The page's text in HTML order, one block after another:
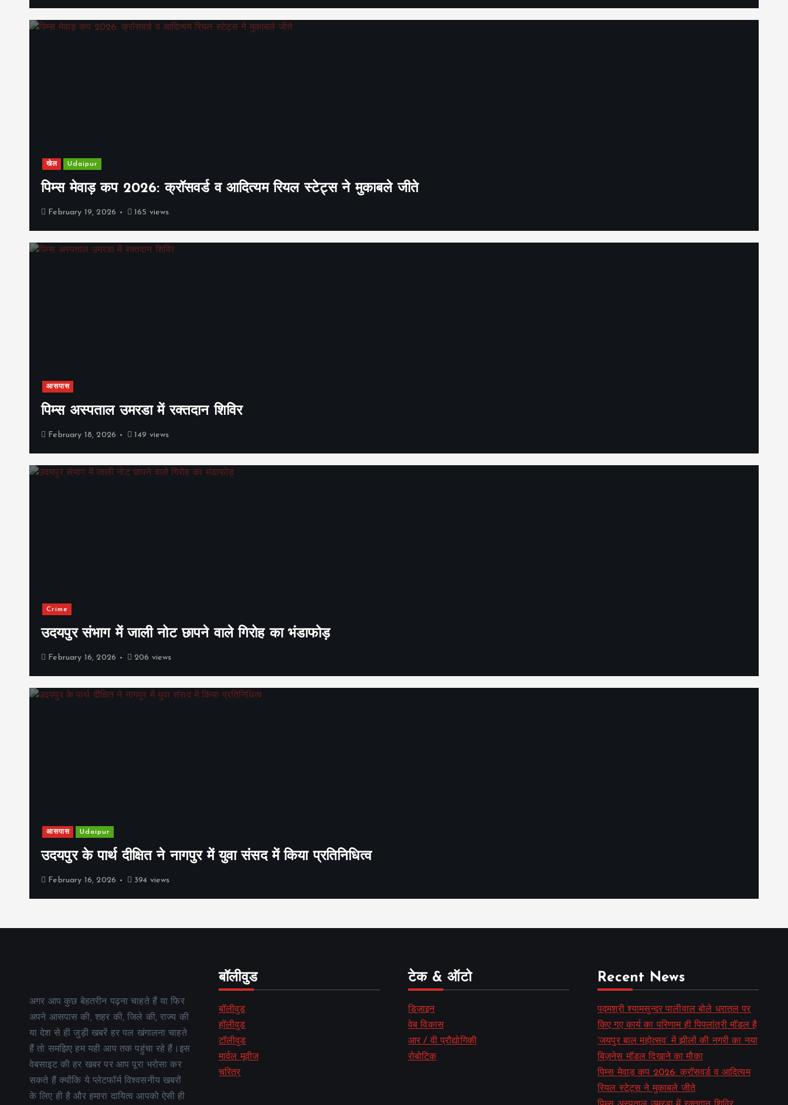
खेल Udaipur
पिम्स मेवाड़ कप 2026: क्रॉसवर्ड व आदित्यम रियल स्टेट्स ने मुकाबले जीते
February 19, 2026 165 views
आसपास
पिम्स अस्पताल उमरडा में रक्तदान शिविर
February 18, 2026 149 views
Crime
उदयपुर संभाग में जाली नोट छापने वाले गिरोह का भंडाफोड़
February 16, 2026 206 views
आसपास Udaipur
उदयपुर के पार्थ दीक्षित ने नागपुर में युवा संसद में किया प्रतिनिधित्व
February 16, 2026 394 views
अगर आप कुछ बेहतरीन पढ़ना चाहते हैं या फिर
अपने आसपास की, शहर की, जिले की, राज्य की
या देश से ही जुड़ी खबरें हर पल खंगालना चाहते
हैं तो समझिए हम यही आप तक पहुंचा रहे हैं।इस
वेबसाइट की हर खबर पर आप पूरा भरोसा कर
सकते हैं क्योंकि ये प्लेटफॉर्म विश्वसनीय खबरों
के लिए ही है और हमारा दायित्व आपको ऐसी ही
बॉलीवुड
बॉलीवुड
हॉलीवुड
टॉलीवुड
मार्वल मूवीज
चरित्र
टेक & ऑटो
डिज़ाइन
वेब विकास
आर / वी प्रौद्योगिकी
रोबोटिक
Recent News
पद्मश्री श्यामसुन्दर पालीवाल बोले धरातल पर
किए गए कार्य का परिणाम ही पिपलांत्री मॉडल है
‘जयपुर बाल महोत्सव’ में झीलों की नगरी का नया
बिज़नेस मॉडल दिखाने का मौका
पिम्स मेवाड़ कप 2026: क्रॉसवर्ड व आदित्यम
रियल स्टेट्स ने मुकाबले जीते